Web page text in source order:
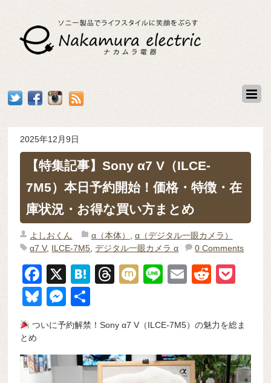
2025年12月9日
【特集記事】Sony α7 V（ILCE-
7M5）本日予約開始！価格・特徴・在
庫状況・お得な買い方まとめ
よしおくん α（本体）
α（デジタル一眼カメラ）
α7 V, ILCE-7M5 ,デジタル一眼カメラ α 0 Comments
F
a
c
e
b
o
X
H
n
a
T
a
d
s
M
Li
E
R
di
t
et
Bl
e
sk
y
M
e
ss
e
ついに予約解禁！Sony α7 V（ILCE-7M5）の魅力を総ま
とめ